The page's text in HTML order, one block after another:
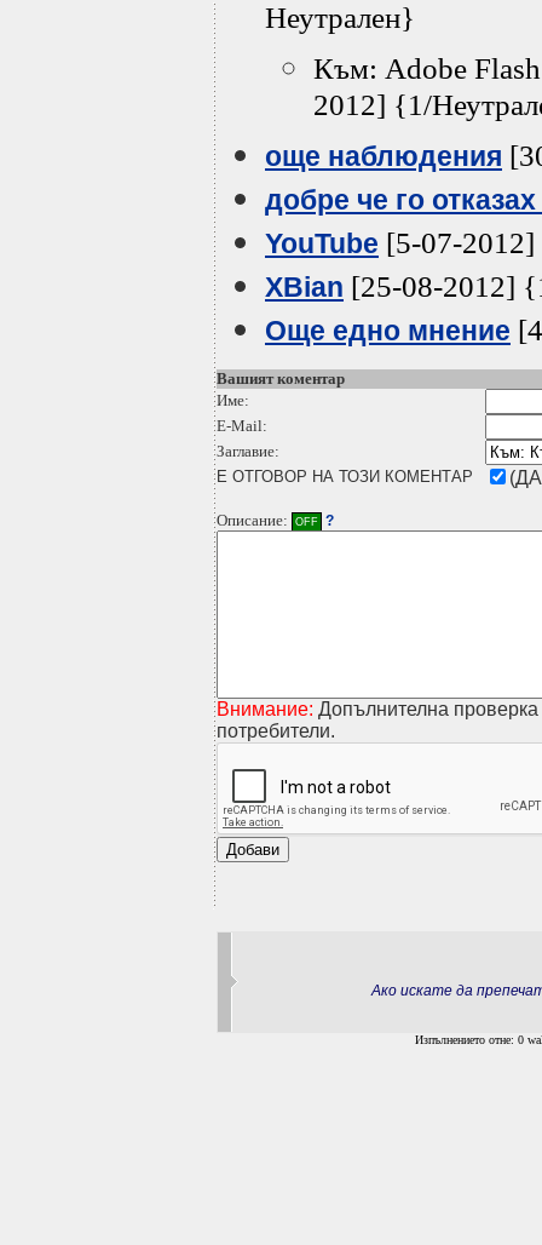
Неутрален}
Към: Adobe
2012] {1/
още наблюдения
добре че го
YouTube [5-07-
XBian [25-08-2012]
Още едно мнение
Вашият коментар
Име:
E-Mail:
Заглавие:
Е ОТГОВОР НА ТОЗИ КОМЕНТАР
Описание: OFF ?
Внимание: Допълнителна
потребители.
Ако искате да
Изпълнението отне: 0